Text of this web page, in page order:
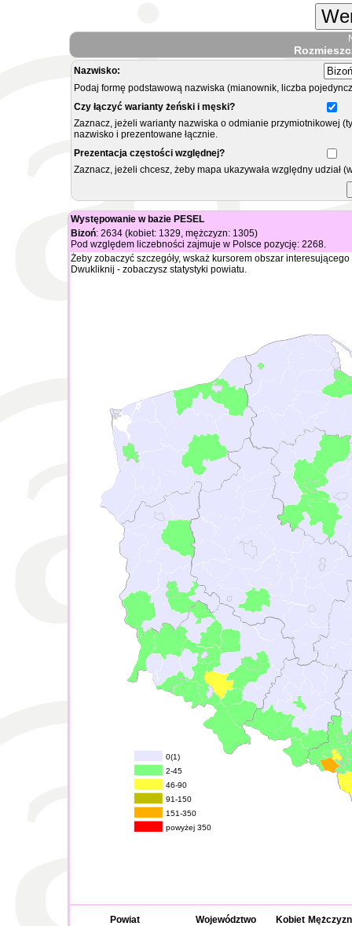
Nazwisko:
Podaj formę podstawową nazwiska (mianownik, liczba
Czy łączyć warianty żeński i męski?
Zaznacz, jeżeli warianty nazwiska o odmianie przymiotnikowej
nazwisko i prezentowane łącznie.
Prezentacja częstości względnej?
Zaznacz, jeżeli chcesz, żeby mapa ukazywała względny
Występowanie w bazie PESEL
Bizoń: 2634 (kobiet: 1329, mężczyzn: 1305)
Pod względem liczebności zajmuje w Polsce pozycję: 2268.
Żeby zobaczyć szczegóły, wskaż kursorem obszar
Dwukliknij - zobaczysz statystyki powiatu.
0(1)
2-45
46-90
91-150
151-350
powyżej 350
Powiat Województwo Kobiet Mężczyzn